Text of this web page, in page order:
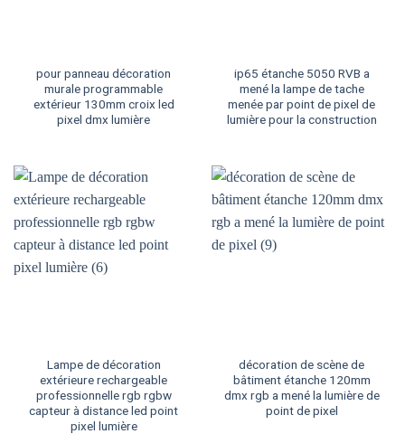
pour panneau décoration
murale programmable
extérieur 130mm croix led
pixel dmx lumière
ip65 étanche 5050 RVB a
mené la lampe de tache
menée par point de pixel de
lumière pour la construction
Lampe de décoration
extérieure rechargeable
professionnelle rgb rgbw
capteur à distance led point
pixel lumière
décoration de scène de
bâtiment étanche 120mm
dmx rgb a mené la lumière de
point de pixel